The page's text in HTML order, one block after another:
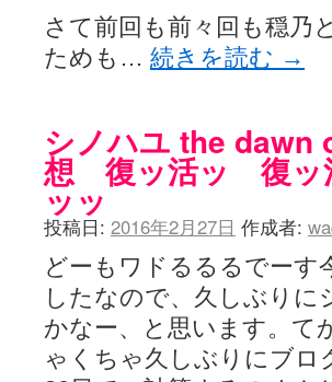
さて前回も前々回も穏乃
ためも… 続きを読む →
シノハユ the dawn
想 復ッ活ッ 復ッ
ッッ
投稿日: 2016年2月27日 作成者:
どーもワドるるるでーす
したなので、久しぶり
かなー、と思います。て
ゃくちゃ久しぶりにブロ